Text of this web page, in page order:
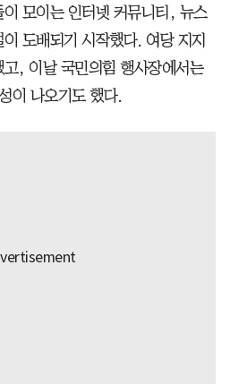
모이는 인터넷 커뮤니티, 뉴스
도배되기 시작했다. 여당 지지
, 이날 국민의힘 행사장에서는
이 나오기도 했다.